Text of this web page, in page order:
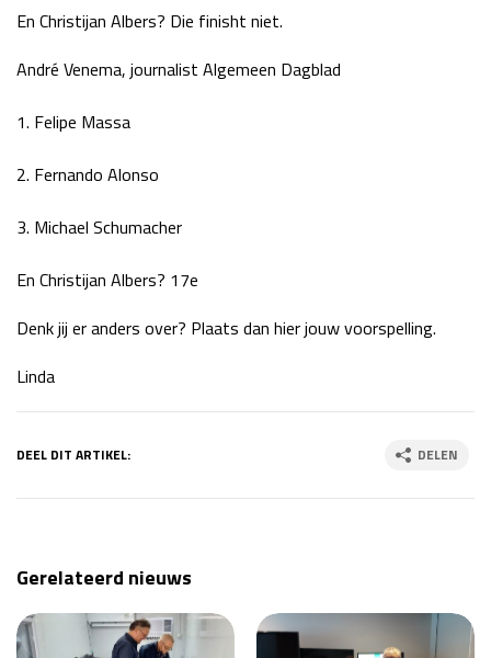
En Christijan Albers? Die finisht niet.
André Venema, journalist Algemeen Dagblad
1. Felipe Massa
2. Fernando Alonso
3. Michael Schumacher
En Christijan Albers? 17e
Denk jij er anders over? Plaats dan hier jouw voorspelling.
Linda
DEEL DIT ARTIKEL: DELEN
Gerelateerd nieuws